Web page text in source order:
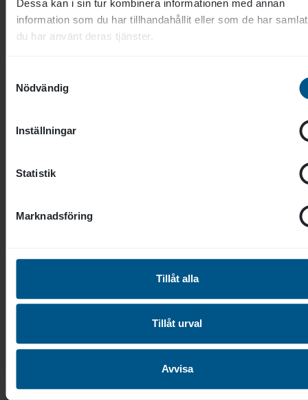
Dessa kan i sin tur kombinera informationen med annan
information som du har tillhandahållit eller som de har
du har använt deras tjänster.
Nödvändig
Inställningar
Statistik
Marknadsföring
Tillåt alla
Tillåt urval
Avvisa
Lågaffektivt bemötande distans,
Utbildning i lågaffektivt bemötande -
stress, konflikter och otrygghet i ditt